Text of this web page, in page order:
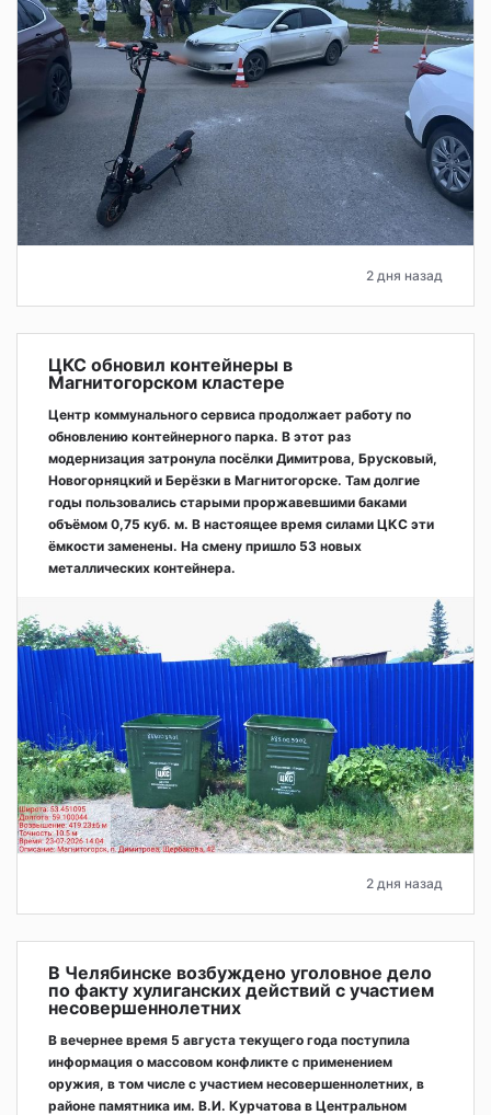
2 дня назад
ЦКС обновил контейнеры в
Магнитогорском кластере
Центр коммунального сервиса продолжает работу по
обновлению контейнерного парка. В этот раз
модернизация затронула посёлки Димитрова, Брусковый,
Новогорняцкий и Берёзки в Магнитогорске. Там долгие
годы пользовались старыми проржавевшими баками
объёмом 0,75 куб. м. В настоящее время силами ЦКС эти
ёмкости заменены. На смену пришло 53 новых
металлических контейнера.
2 дня назад
В Челябинске возбуждено уголовное дело
по факту хулиганских действий с участием
несовершеннолетних
В вечернее время 5 августа текущего года поступила
информация о массовом конфликте с применением
оружия, в том числе с участием несовершеннолетних, в
районе памятника им. В.И. Курчатова в Центральном